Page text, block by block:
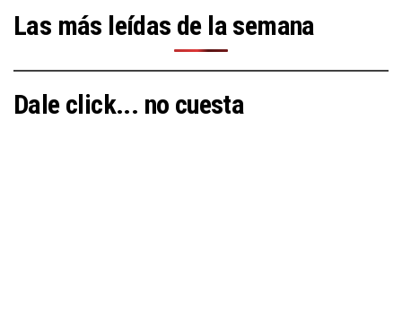
Las más leídas de la semana
Dale click... no cuesta